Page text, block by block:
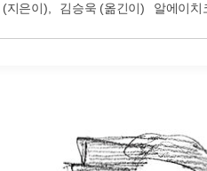
(지은이), 김승욱 (옮긴이) 알에이치